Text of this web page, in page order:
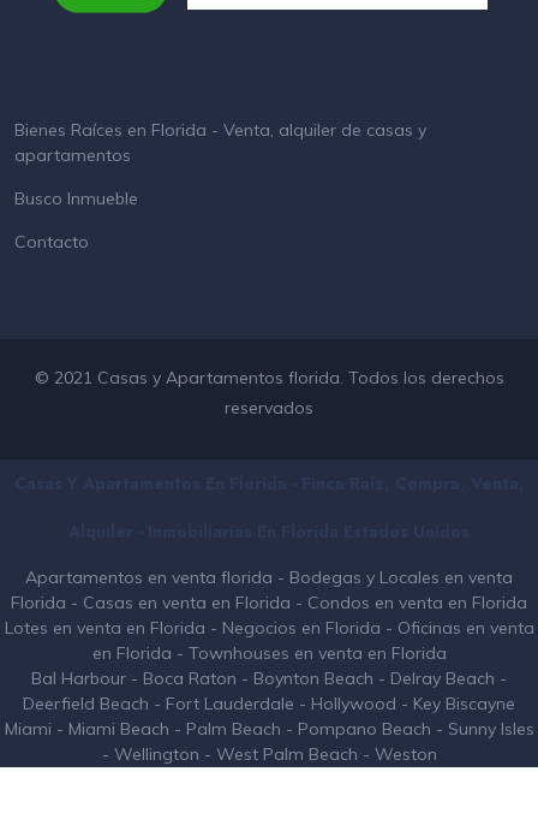
Bienes Raíces en Florida - Venta, alquiler de casas y
apartamentos
Busco Inmueble
Contacto
© 2021 Casas y Apartamentos florida. Todos los derechos
reservados
Apartamentos en venta florida - Bodegas y Locales en venta
Florida - Casas en venta en Florida - Condos en venta en Florida
Lotes en venta en Florida - Negocios en Florida - Oficinas en venta
en Florida - Townhouses en venta en Florida
Bal Harbour - Boca Raton - Boynton Beach - Delray Beach -
Deerfield Beach - Fort Lauderdale - Hollywood - Key Biscayne
Miami - Miami Beach - Palm Beach - Pompano Beach - Sunny Isles
- Wellington - West Palm Beach - Weston